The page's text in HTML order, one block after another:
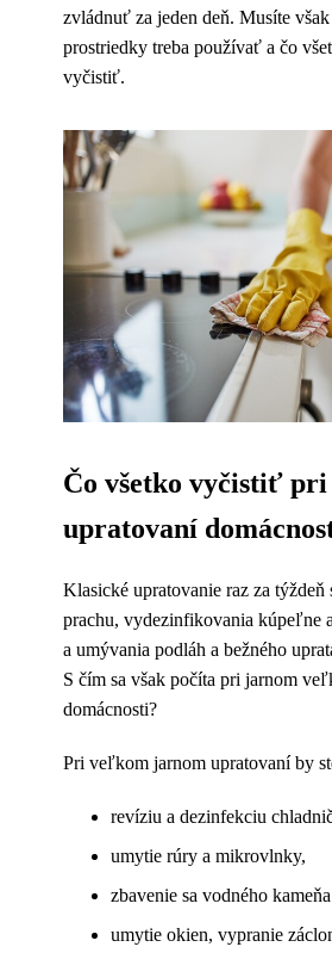
zvládnuť za jeden deň. Musíte
prostriedky treba používať a čo
vyčistiť.
Čo všetko vyčistiť
upratovaní
Klasické upratovanie raz za týždeň
prachu, vydezinfikovania kúpeľne
a umývania podláh a bežného
S čím sa však počíta pri jarnom
domácnosti?
Pri veľkom jarnom upratovaní by
revíziu a dezinfekciu
umytie rúry a mikrovlnky,
zbavenie sa vodného
umytie okien, vypranie